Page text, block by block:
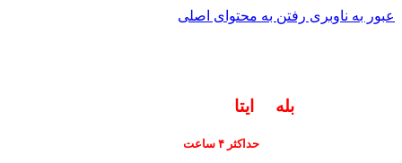
عبور به ناوبری رفتن به محتوای اصلی
بله ایتا
حداکثر ۴ ساعت